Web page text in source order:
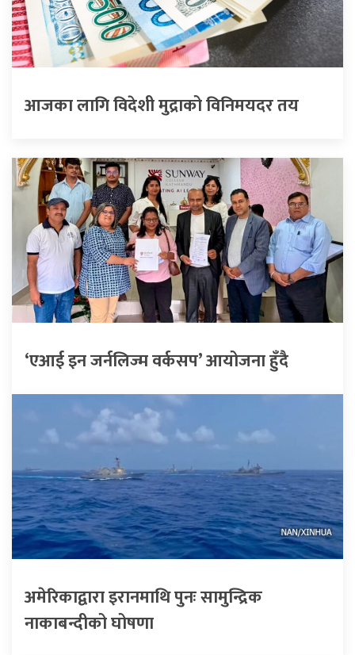
आजका लागि विदेशी मुद्राको विनिमयदर तय
‘एआई इन जर्नलिज्म वर्कसप’ आयोजना हुँदै
अमेरिकाद्वारा इरानमाथि पुनः सामुन्द्रिक
नाकाबन्दीको घोषणा